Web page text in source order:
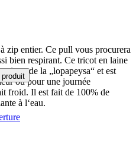
zip entier. Ce pull vous procurera
bien respirant. Ce tricot en laine
de la „lopapeysa“ et est
ou pour une journée
froid. Il est fait de 100% de
à l‘eau.
produit